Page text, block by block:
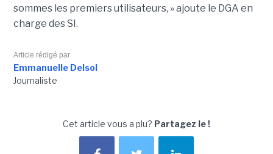
sommes les premiers utilisateurs, » ajoute le DGA en
charge des SI.
Article rédigé par
Emmanuelle Delsol
Journaliste
Cet article vous a plu? Partagez le !